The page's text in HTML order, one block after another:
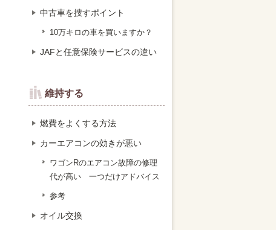
中古車を捜すポイント
10万キロの車を買いますか？
JAFと任意保険サービスの違い
維持する
燃費をよくする方法
カーエアコンの効きが悪い
ワゴンRのエアコン故障の修理
代が高い 一つだけアドバイス
参考
オイル交換